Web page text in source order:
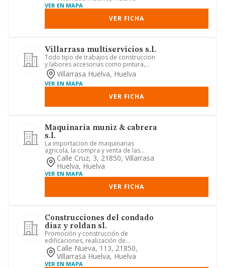
VER EN MAPA
VER FICHA
Villarrasa multiservicios s.l.
Todo tipo de trabajos de construccion
y labores accesorias como pintura,
pulido, escayola, perlita ...
Villarrasa Huelva, Huelva
VER EN MAPA
VER FICHA
Maquinaria muniz & cabrera
s.l.
La importacion de maquinarias
agricola, la compra y venta de las
mismas, la explotacion de fincas r...
Calle Cruz, 3, 21850, Villarrasa
Huelva, Huelva
VER EN MAPA
VER FICHA
Construcciones del condado
diaz y roldan sl.
Promoción y construcción de
edificaciones, realización de
estructuras y acabados en obras
civiles, ...
Calle Nueva, 113, 21850,
Villarrasa Huelva, Huelva
VER EN MAPA